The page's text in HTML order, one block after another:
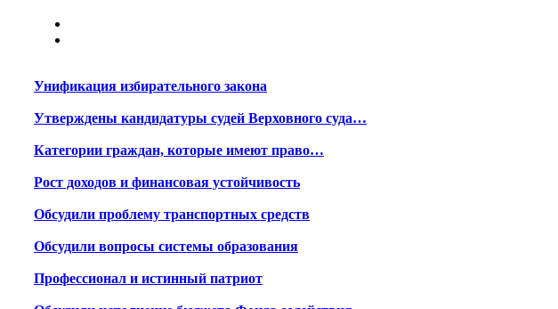
Унификация избирательного закона
Утверждены кандидатуры судей Верховного суда…
Категории граждан, которые имеют право…
Рост доходов и финансовая устойчивость
Обсудили проблему транспортных средств
Обсудили вопросы системы образования
Профессионал и истинный патриот